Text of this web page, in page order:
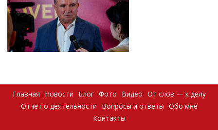
Главная Новости Блог Фото Видео От слов — к делу
Отчет о деятельности
Вопросы и ответы Обо мне
Контакты